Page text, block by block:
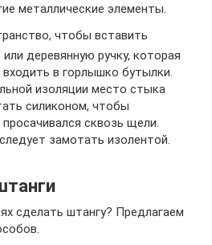
металлические элементы.
чтобы вставить
деревянную ручку, которая
в горлышко бутылки.
изоляции место стыка
силиконом, чтобы
сквозь щели.
замотать изолентой.
сделать штангу? Предлагаем